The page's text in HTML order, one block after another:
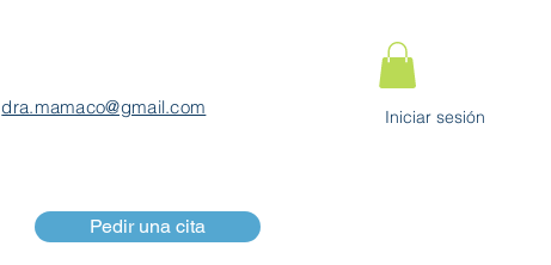
dra.mamaco@gmail.com Iniciar sesión
Pedir una cita